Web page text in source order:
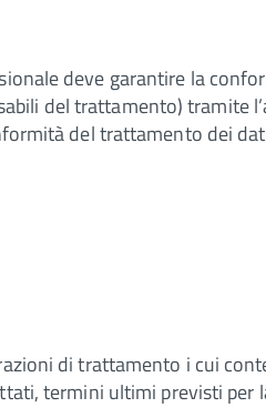
deve garantire la
del trattamento) tramite
del trattamento dei
di trattamento i cui
termini ultimi previsti per